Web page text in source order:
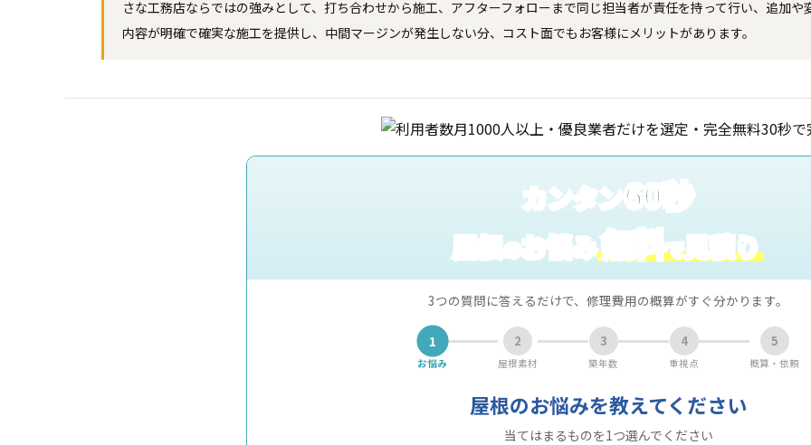
さな工務店ならではの強みとして、打ち合わせから施工、アフターフォローまで同じ担当者が責任を持って行い、追加
内容が明確で確実な施工を提供し、中間マージンが発生しない分、コスト面でもお客様にメリットがあります。
カンタン60秒
屋根のお悩み無料で見積り
3つの質問に答えるだけで、修理費用の概算がすぐ分かります。
1
お悩み
2
屋根素材
3
築年数
4
重視点
5
概算・依頼
屋根のお悩みを教えてください
当てはまるものを1つ選んでください